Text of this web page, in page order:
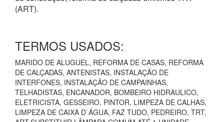
(ART).
TERMOS USADOS:
MARIDO DE ALUGUEL, REFORMA DE CASAS, REFORMA
DE CALÇADAS, ANTENISTAS, INSTALAÇÃO DE
INTERFONES, INSTALAÇÃO DE CAMPAINHAS,
TELHADISTAS, ENCANADOR, BOMBEIRO HIDRAULICO,
ELETRICISTA, GESSEIRO, PINTOR, LIMPEZA DE CALHAS,
LIMPEZA DE CAIXA D`ÁGUA, FAZ TUDO, PEDREIRO, TRT,